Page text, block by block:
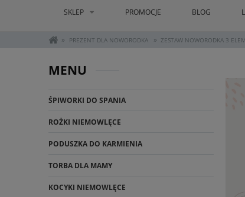
SKLEP PROMOCJE BLOG
» PREZENT DLA NOWORODKA » ZESTAW NOWORODKA 3
MENU
ŚPIWORKI DO SPANIA
ROŻKI NIEMOWLĘCE
PODUSZKA DO KARMIENIA
TORBA DLA MAMY
KOCYKI NIEMOWLĘCE